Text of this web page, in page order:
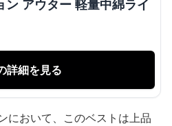
アウター 軽量中綿ライ
詳細を見る
において、このベストは上品